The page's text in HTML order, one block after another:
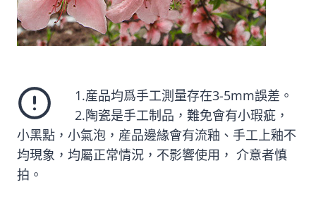
1.産品均爲手工測量存在3-5mm誤差。
2.陶瓷是手工制品，難免會有小瑕疵，
小黑點，小氣泡，産品邊緣會有流釉、手工上釉不
均現象，均屬正常情況，不影響使用， 介意者慎
拍。